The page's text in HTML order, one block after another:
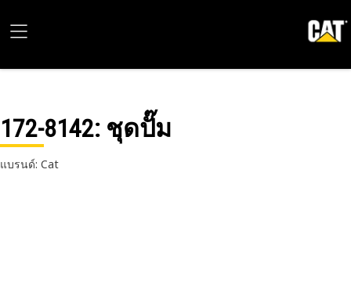
172-8142: ชุดปั๊ม
แบรนด์: Cat